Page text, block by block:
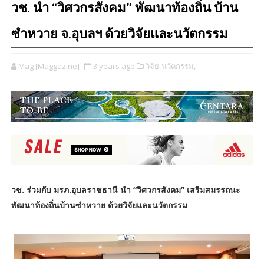
วช. นำ “วิศวกรสังคม” พัฒนาท้องถิ่น บ้าน
ซำหวาย จ.อุบลฯ ด้วยวิจัยและนวัตกรรม
Mag [Maggazine] 3 years ago วิจัย-นวัตกรรม,
วช. ร่วมกับ มรภ.อุบลราชธานี นำ “วิศวกรสังคม” เสริมสมรรถนะ
พัฒนาท้องถิ่นบ้านซำหวาย ด้วยวิจัยและนวัตกรรม